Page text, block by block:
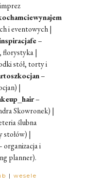
i eventowych |
–
florystyka |
stół, torty i
–
|
–
Skowronek) |
ślubna
stołów) |
organizacja i
planner).
| wesele